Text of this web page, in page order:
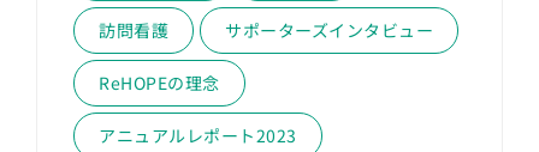
訪問看護 サポーターズインタビュー
ReHOPEの理念
アニュアルレポート2023